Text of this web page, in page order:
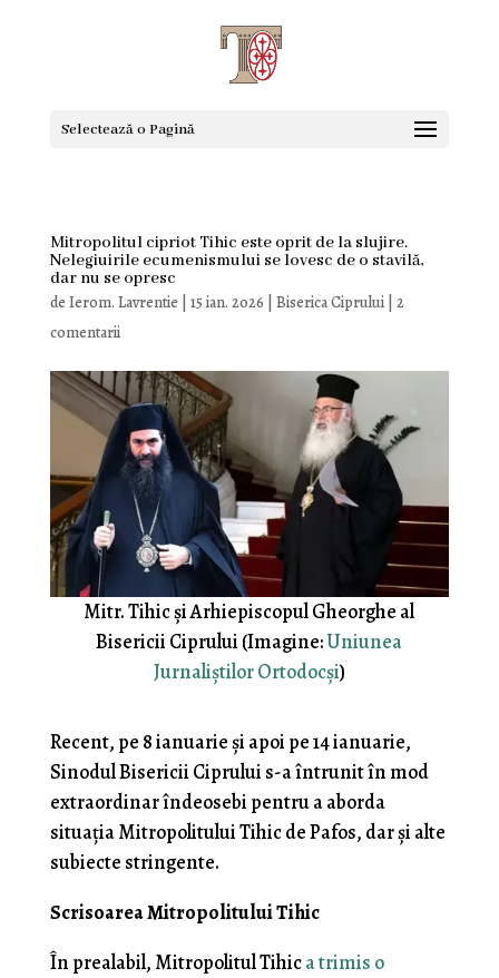
Selectează o Pagină
Mitropolitul cipriot Tihic este oprit de la slujire.
Nelegiuirile ecumenismului se lovesc de o stavilă,
dar nu se opresc
de Ierom. Lavrentie 15 ian. 2026 Biserica Ciprului| 2
comentarii
Mitr. Tihic și Arhiepiscopul Gheorghe al
Bisericii Ciprului (Imagine:Uniunea
Jurnaliștilor Ortodocși)
Recent, pe 8 ianuarie și apoi pe 14 ianuarie,
Sinodul Bisericii Ciprului s-a întrunit în mod
extraordinar îndeosebi pentru a aborda
situația Mitropolitului Tihic de Pafos, dar și alte
subiecte stringente.
Scrisoarea Mitropolitului Tihic
În prealabil, Mitropolitul Tihica trimis o